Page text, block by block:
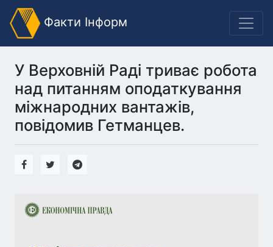
Факти Інформ
У Верховній Раді триває робота
над питанням оподаткування
міжнародних вантажів,
повідомив Гетманцев.